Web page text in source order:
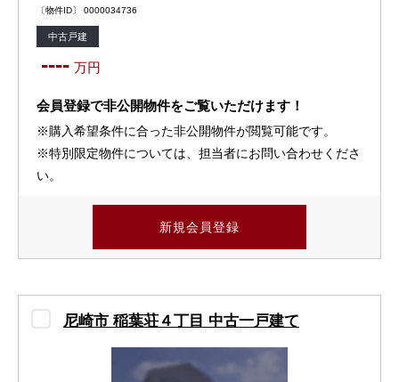
〔物件ID〕 0000034736
中古戸建
---- 万円
会員登録で非公開物件をご覧いただけます！
※購入希望条件に合った非公開物件が閲覧可能です。
※特別限定物件については、担当者にお問い合わせくださ
い。
新規会員登録
尼崎市 稲葉荘４丁目 中古一戸建て